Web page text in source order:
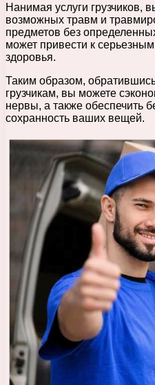
Нанимая услуги грузчиков,
возможных травм и
предметов без
может привести к
здоровья.
Таким образом,
грузчикам, вы можете
нервы, а также обеспечить
сохранность ваших вещей.